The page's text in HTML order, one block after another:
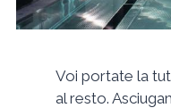
Voi portate la
al resto.